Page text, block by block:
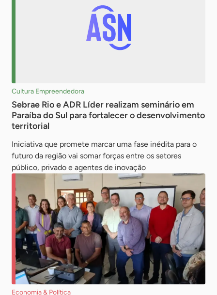
Cultura Empreendedora
Sebrae Rio e ADR Líder realizam seminário em
Paraíba do Sul para fortalecer o desenvolvimento
territorial
Iniciativa que promete marcar uma fase inédita para o
futuro da região vai somar forças entre os setores
público, privado e agentes de inovação
Economia & Política